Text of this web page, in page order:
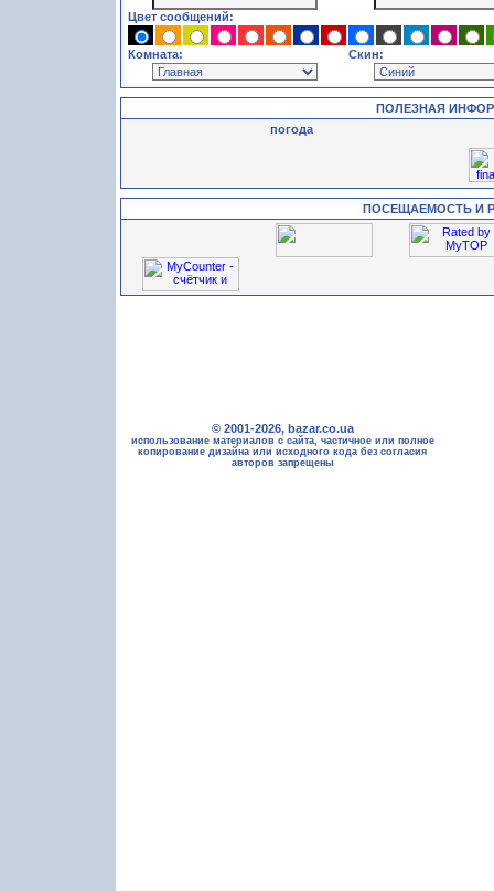
Цвет сообщений:
Комната: Скин:
ПОЛЕЗНАЯ
погода
ПОСЕЩАЕМОСТЬ И
© 2001-2026, bazar.co.ua
использование материалов с сайта, частичное или полное
копирование дизайна или исходного кода без согласия
авторов запрещены